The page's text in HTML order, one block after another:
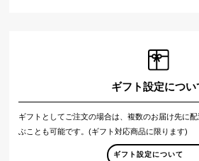
ギフト設定につい
ギフトとしてご注文の場合は、複数のお届け先に
ぶことも可能です。(ギフト対応商品に限ります)
ギフト設定について